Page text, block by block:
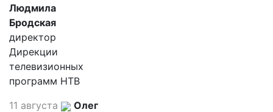
Людмила
Бродская
директор
Дирекции
телевизионных
программ НТВ
11 августа
Олег